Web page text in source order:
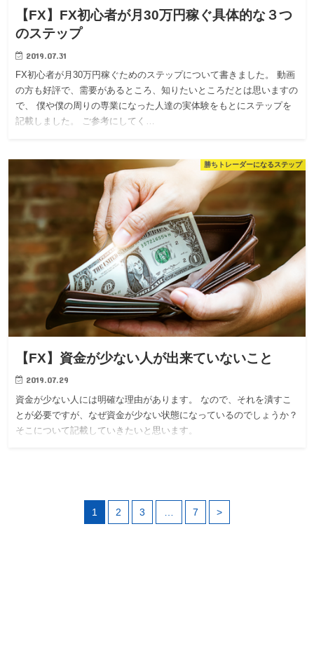
【FX】FX初心者が月30万円稼ぐ具体的な３つ
のステップ
2019.07.31
FX初心者が月30万円稼ぐためのステップについて書きました。 動画
の方も好評で、需要があるところ、知りたいところだとは思いますの
で、 僕や僕の周りの専業になった人達の実体験をもとにステップを
記載しました。 ご参考にしてく…
勝ちトレーダーになるステップ
【FX】資金が少ない人が出来ていないこと
2019.07.29
資金が少ない人には明確な理由があります。 なので、それを潰すこ
とが必要ですが、なぜ資金が少ない状態になっているのでしょうか？
そこについて記載していきたいと思います。
1 2 3 … 7 >